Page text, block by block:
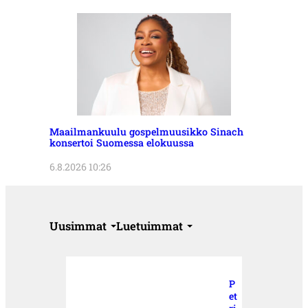
Maailmankuulu gospelmuusikko Sinach
konsertoi Suomessa elokuussa
6.8.2026 10:26
Uusimmat Luetuimmat
P
et